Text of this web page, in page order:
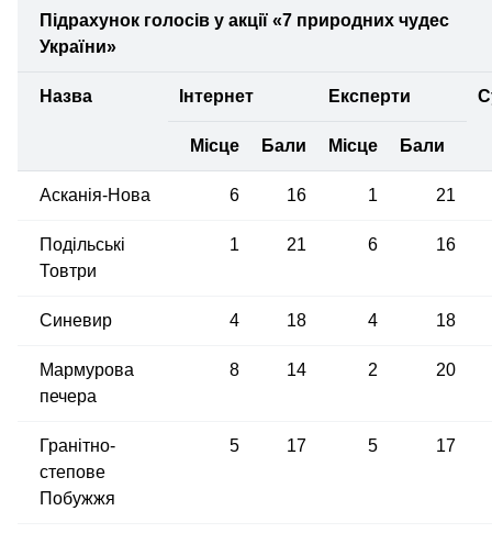
Підрахунок голосів у акції «7 природних чудес
України»
Назва Інтернет Експерти
Місце Бали Місце Бали
Асканія-Нова 6 16 1 21
Подільські
Товтри
1 21 6 16
Синевир 4 18 4 18
Мармурова
печера
8 14 2 20
Гранітно-
степове
Побужжя
5 17 5 17